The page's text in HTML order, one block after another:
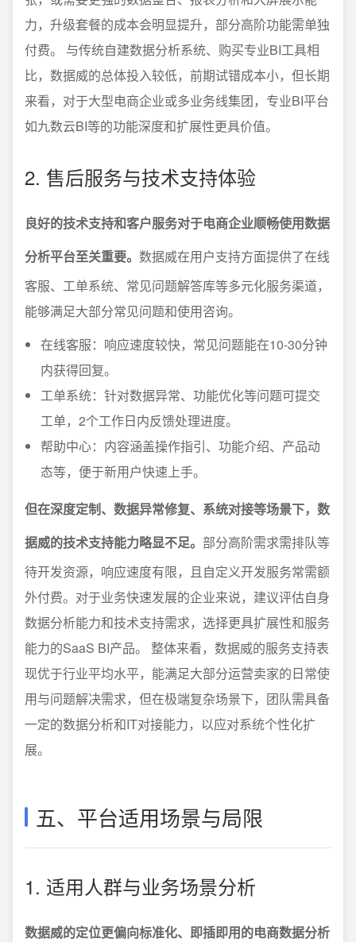
力，升级套餐的成本会明显提升，部分高阶功能需单独
付费。 与传统自建数据分析系统、购买专业BI工具相
比，数据威的总体投入较低，前期试错成本小，但长期
来看，对于大型电商企业或多业务线集团，专业BI平台
如九数云BI等的功能深度和扩展性更具价值。
2. 售后服务与技术支持体验
良好的技术支持和客户服务对于电商企业顺畅使用数据
分析平台至关重要。 数据威在用户支持方面提供了在线
客服、工单系统、常见问题解答库等多元化服务渠道，
能够满足大部分常见问题和使用咨询。
在线客服：响应速度较快，常见问题能在10-30分钟
内获得回复。
工单系统：针对数据异常、功能优化等问题可提交
工单，2个工作日内反馈处理进度。
帮助中心：内容涵盖操作指引、功能介绍、产品动
态等，便于新用户快速上手。
但在深度定制、数据异常修复、系统对接等场景下，数
据威的技术支持能力略显不足。 部分高阶需求需排队等
待开发资源，响应速度有限，且自定义开发服务常需额
外付费。对于业务快速发展的企业来说，建议评估自身
数据分析能力和技术支持需求，选择更具扩展性和服务
能力的SaaS BI产品。 整体来看，数据威的服务支持表
现优于行业平均水平，能满足大部分运营卖家的日常使
用与问题解决需求，但在极端复杂场景下，团队需具备
一定的数据分析和IT对接能力，以应对系统个性化扩
展。
五、平台适用场景与局限
1. 适用人群与业务场景分析
数据威的定位更偏向标准化、即插即用的电商数据分析